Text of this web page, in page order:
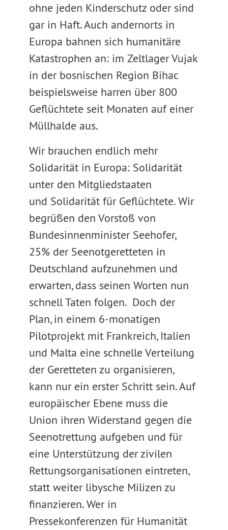
ohne jeden Kinderschutz oder sind
gar in Haft. Auch andernorts in
Europa bahnen sich humanitäre
Katastrophen an: im Zeltlager Vujak
in der bosnischen Region Bihac
beispielsweise harren über 800
Geflüchtete seit Monaten auf einer
Müllhalde aus.
Wir brauchen endlich mehr
Solidarität in Europa: Solidarität
unter den Mitgliedstaaten
und Solidarität für Geflüchtete. Wir
begrüßen den Vorstoß von
Bundesinnenminister Seehofer,
25% der Seenotgeretteten in
Deutschland aufzunehmen und
erwarten, dass seinen Worten nun
schnell Taten folgen. Doch der
Plan, in einem 6-monatigen
Pilotprojekt mit Frankreich, Italien
und Malta eine schnelle Verteilung
der Geretteten zu organisieren,
kann nur ein erster Schritt sein. Auf
europäischer Ebene muss die
Union ihren Widerstand gegen die
Seenotrettung aufgeben und für
eine Unterstützung der zivilen
Rettungsorganisationen eintreten,
statt weiter libysche Milizen zu
finanzieren. Wer in
Pressekonferenzen für Humanität